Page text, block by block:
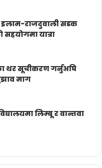
राजदुवाली सडक
सहयोगमा यात्रा
थर सूचीकरण गर्नुअघि
माग
लिम्बू र वान्तवा